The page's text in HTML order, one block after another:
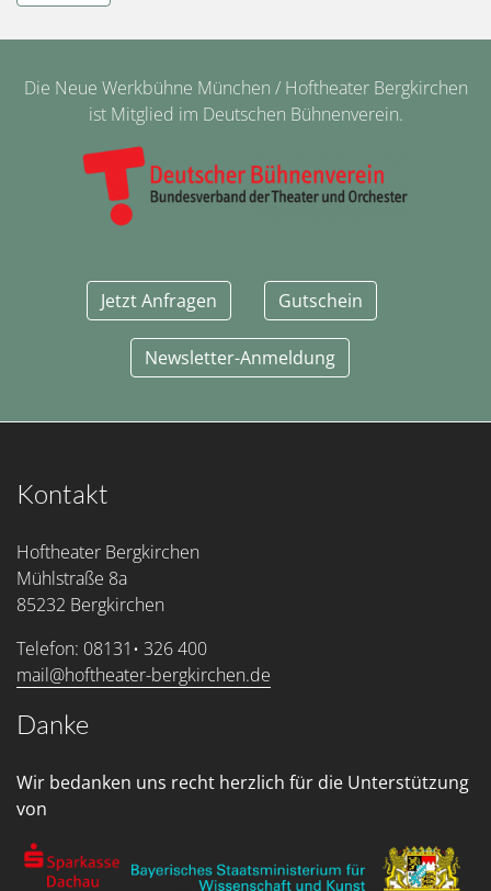
Die Neue Werkbühne München / Hoftheater Bergkirchen
ist Mitglied im Deutschen Bühnenverein.
Jetzt Anfragen Gutschein
Newsletter-Anmeldung
Kontakt
Hoftheater Bergkirchen
Mühlstraße 8a
85232 Bergkirchen
Telefon: 08131• 326 400
mail@hoftheater-bergkirchen.de
Danke
Wir bedanken uns recht herzlich für die Unterstützung
von